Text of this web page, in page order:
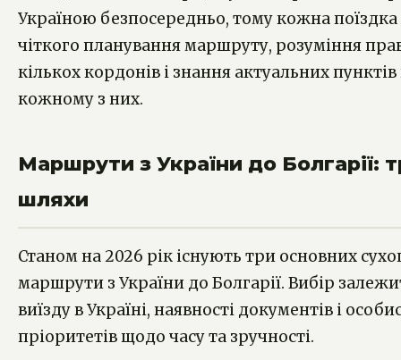
Україною безпосередньо, тому кожна поїздка
чіткого планування маршруту, розуміння
кількох кордонів і знання актуальних
кожному з них.
Маршрути з України до Болгарії:
шляхи
Станом на 2026 рік існують три основних
маршрути з України до Болгарії. Вибір
виїзду в Україні, наявності документів і
пріоритетів щодо часу та зручності.